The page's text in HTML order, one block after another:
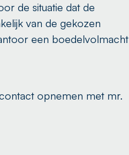
de situatie dat de
van de gekozen
een boedelvolmacht
opnemen met mr.